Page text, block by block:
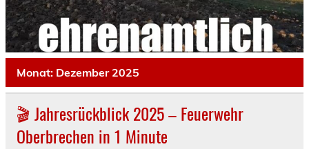
Monat: Dezember 2025
🎬 Jahresrückblick 2025 – Feuerwehr
Oberbrechen in 1 Minute